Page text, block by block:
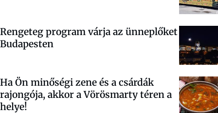
Rengeteg program várja az ünneplőket
Budapesten
Ha Ön minőségi zene és a csárdák
rajongója, akkor a Vörösmarty téren a
helye!